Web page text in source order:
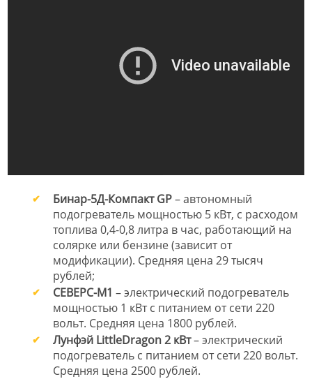
Бинар-5Д-Компакт GP– автономный
подогреватель мощностью 5 кВт, с расходом
топлива 0,4-0,8 литра в час, работающий на
солярке или бензине (зависит от
модификации). Средняя цена 29 тысяч
рублей;
СЕВЕРС-М1 – электрический подогреватель
мощностью 1 кВт с питанием от сети 220
вольт. Средняя цена 1800 рублей.
Лунфэй LittleDragon 2 кВт– электрический
подогреватель с питанием от сети 220 вольт.
Средняя цена 2500 рублей.